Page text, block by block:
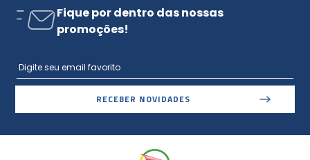
Fique por dentro das nossas
promoções!
RECEBER NOVIDADES